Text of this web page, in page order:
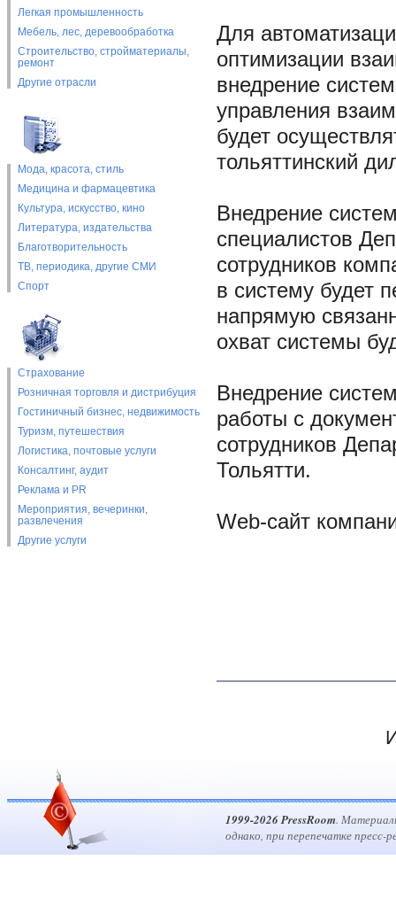
Легкая промышленность
Мебель, лес, деревообработка
Строительство, стройматериалы,
ремонт
Другие отрасли
Мода, красота, стиль
Медицина и фармацевтика
Культура, искусство, кино
Литература, издательства
Благотворительность
ТВ, периодика, другие СМИ
Спорт
Страхование
Розничная торговля и дистрибуция
Гостиничный бизнес, недвижимость
Туризм, путешествия
Логистика, почтовые услуги
Консалтинг, аудит
Реклама и PR
Мероприятия, вечеринки,
развлечения
Другие услуги
Для
оптимизации
внедрение
управления
будет
тольяттинский
Внедрение
специалистов
сотрудников
в систему будет
напрямую
охват системы
Внедрение
работы с
сотрудников
Тольятти.
Web-сайт
1999-2026 PressRoom.
однако, при перепечатке пресс-